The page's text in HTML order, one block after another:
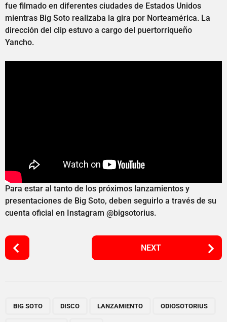
fue filmado en diferentes ciudades de Estados Unidos
mientras Big Soto realizaba la gira por Norteamérica. La
dirección del clip estuvo a cargo del puertorriqueño
Yancho.
Para estar al tanto de los próximos lanzamientos y
presentaciones de Big Soto, deben seguirlo a través de su
cuenta oficial en Instagram @bigsotorius.
P
o
NEXT
BIG SOTO DISCO LANZAMIENTO ODIOSOTORIUS